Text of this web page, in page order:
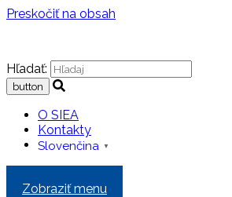
Preskočiť na obsah
Hľadať:
O SIEA
Kontakty
Slovenčina ▼
Zobraziť menu